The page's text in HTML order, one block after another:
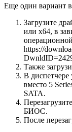
Еще один вариант
Загрузите
или x64, в
https://
Также
В диспетчере
вместо 5
SATA.
БИОС.
После